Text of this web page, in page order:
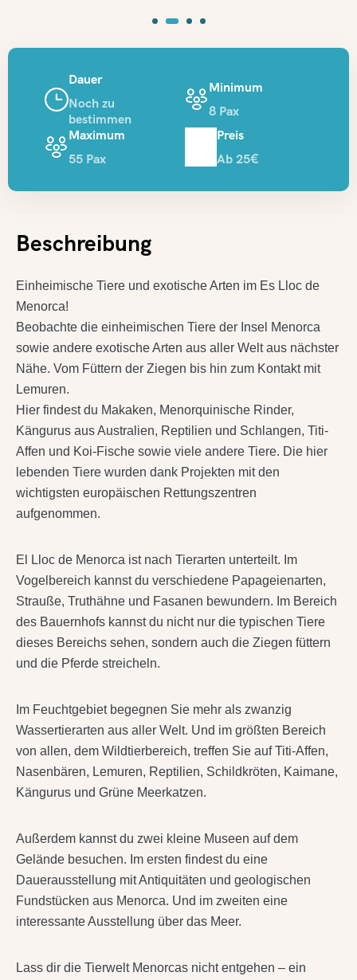
Dauer
Noch zu
bestimmen
Minimum
8 Pax
Maximum
55 Pax
Preis
Ab 25€
Beschreibung
Einheimische Tiere und exotische Arten im Es Lloc de
Menorca!
Beobachte die einheimischen Tiere der Insel Menorca
sowie andere exotische Arten aus aller Welt aus nächster
Nähe. Vom Füttern der Ziegen bis hin zum Kontakt mit
Lemuren.
Hier findest du Makaken, Menorquinische Rinder,
Kängurus aus Australien, Reptilien und Schlangen, Titi-
Affen und Koi-Fische sowie viele andere Tiere. Die hier
lebenden Tiere wurden dank Projekten mit den
wichtigsten europäischen Rettungszentren
aufgenommen.
El Lloc de Menorca ist nach Tierarten unterteilt. Im
Vogelbereich kannst du verschiedene Papageienarten,
Strauße, Truthähne und Fasanen bewundern. Im Bereich
des Bauernhofs kannst du nicht nur die typischen Tiere
dieses Bereichs sehen, sondern auch die Ziegen füttern
und die Pferde streicheln.
Im Feuchtgebiet begegnen Sie mehr als zwanzig
Wassertierarten aus aller Welt. Und im größten Bereich
von allen, dem Wildtierbereich, treffen Sie auf Titi-Affen,
Nasenbären, Lemuren, Reptilien, Schildkröten, Kaimane,
Kängurus und Grüne Meerkatzen.
Außerdem kannst du zwei kleine Museen auf dem
Gelände besuchen. Im ersten findest du eine
Dauerausstellung mit Antiquitäten und geologischen
Fundstücken aus Menorca. Und im zweiten eine
interessante Ausstellung über das Meer.
Lass dir die Tierwelt Menorcas nicht entgehen – ein